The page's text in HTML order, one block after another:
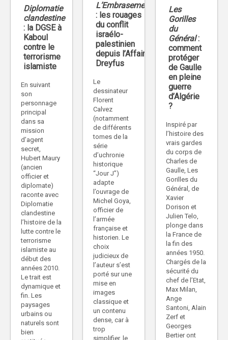
Diplomatie
clandestine
: la DGSE à
Kaboul
contre le
terrorisme
islamiste
En suivant
son
personnage
principal
dans sa
mission
d’agent
secret,
Hubert Maury
(ancien
officier et
diplomate)
raconte avec
Diplomatie
clandestine
l’histoire de la
lutte contre le
terrorisme
islamiste au
début des
années 2010.
Le trait est
dynamique et
fin. Les
paysages
urbains ou
naturels sont
bien
L’Embrasement
: les rouages
du conflit
israélo-
palestinien
depuis l’Affaire
Dreyfus
Le
dessinateur
Florent
Calvez
(notamment
de différents
tomes de la
série
d’uchronie
historique
“Jour J”)
adapte
l’ouvrage de
Michel Goya,
officier de
l’armée
française et
historien. Le
choix
judicieux de
l’auteur s’est
porté sur une
mise en
images
classique et
un contenu
dense, car à
trop
simplifier, le
Les
Gorilles
du
Général:
comment
protéger
de Gaulle
en pleine
guerre
d’Algérie
?
Inspiré par
l’histoire des
vrais gardes
du corps de
Charles de
Gaulle, Les
Gorilles du
Général, de
Xavier
Dorison et
Julien Telo,
plonge dans
la France de
la fin des
années 1950.
Chargés de la
sécurité du
chef de l’Etat,
Max Milan,
Ange
Santoni, Alain
Zerf et
Georges
Bertier ont